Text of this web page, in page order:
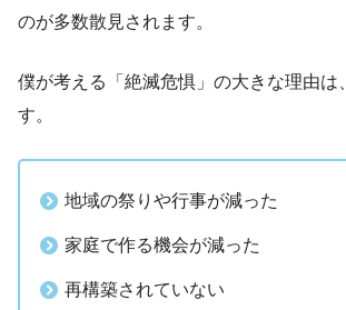
のが多数散見されます。
僕が考える「絶滅危惧」の大きな理由は
す。
地域の祭りや行事が減った
家庭で作る機会が減った
再構築されていない